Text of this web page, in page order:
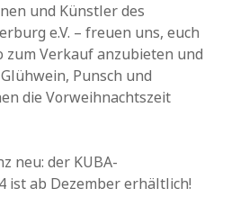
und Künstler des
e.V. – freuen uns, euch
zum Verkauf anzubieten und
Punsch und
die Vorweihnachtszeit
neu: der KUBA-
ist ab Dezember erhältlich!